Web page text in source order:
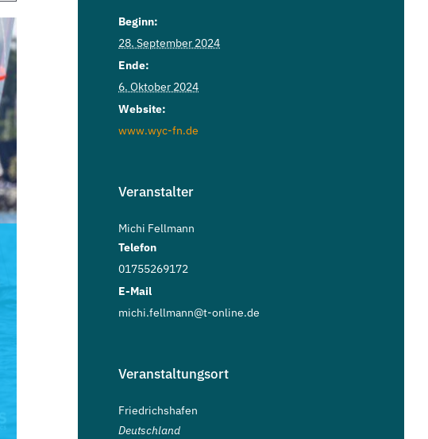
Beginn:
28. September 2024
Ende:
6. Oktober 2024
Website:
www.wyc-fn.de
Veranstalter
Michi Fellmann
Telefon
01755269172
E-Mail
michi.fellmann@t-online.de
Veranstaltungsort
Friedrichshafen
Deutschland